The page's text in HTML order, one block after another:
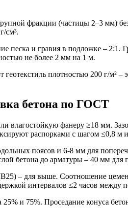
фракции (частицы 2–3 мм)
см³.
и гравия в подложке – 2:1.
не более 2 мм на 1 м.
плотностью 200 г/м²
бетона по ГОСТ
влагостойкую фанеру ≥18 мм.
распорками с шагом ≤0,8 м
поясов и 6-8 мм для
бетона до арматуры – 40 мм для
– для выше. Соотношение
интервалов ≤2 часов между
и 75%. Проседание конуса